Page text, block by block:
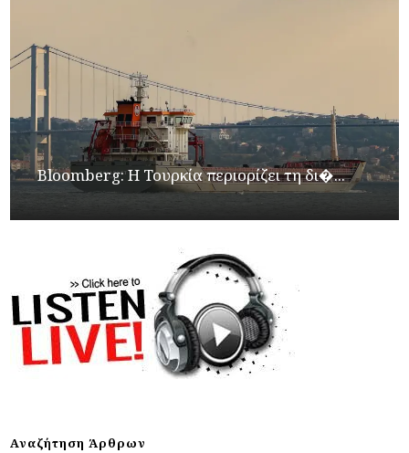
Bloomberg: Η Τουρκία περιορίζει τη δι�...
Αναζήτηση Άρθρων